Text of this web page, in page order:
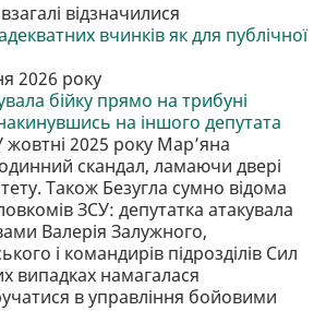
відзначилися
вчинків як для публічної
2026 року
бійку прямо на трибуні
на іншого депутата
жовтні 2025 року Марʼяна
скандал, ламаючи двері
Також Безугла сумно відома
ЗСУ: депутатка атакувала
Валерія Залужного,
і командирів підрозділів Сил
випадках намагалася
в управління бойовими